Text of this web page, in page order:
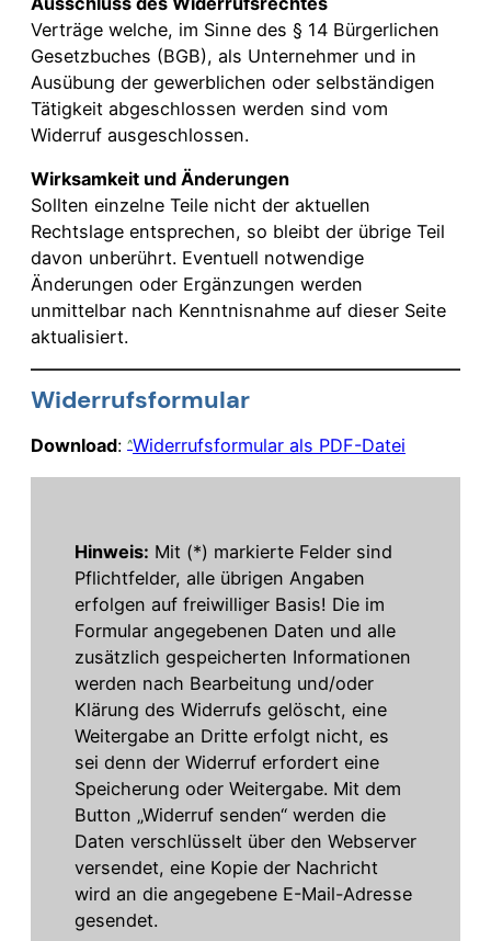
Verträge welche, im Sinne des § 14 Bürgerlichen
Gesetzbuches (BGB), als Unternehmer und in
Ausübung der gewerblichen oder selbständigen
Tätigkeit abgeschlossen werden sind vom
Widerruf ausgeschlossen.
Wirksamkeit und Änderungen
Sollten einzelne Teile nicht der aktuellen
Rechtslage entsprechen, so bleibt der übrige Teil
davon unberührt. Eventuell notwendige
Änderungen oder Ergänzungen werden
unmittelbar nach Kenntnisnahme auf dieser Seite
aktualisiert.
Widerrufsformular
Download: Widerrufsformular als PDF-Datei
Hinweis: Mit (*) markierte Felder sind
Pflichtfelder, alle übrigen Angaben
erfolgen auf freiwilliger Basis! Die im
Formular angegebenen Daten und alle
zusätzlich gespeicherten Informationen
werden nach Bearbeitung und/oder
Klärung des Widerrufs gelöscht, eine
Weitergabe an Dritte erfolgt nicht, es
sei denn der Widerruf erfordert eine
Speicherung oder Weitergabe. Mit dem
Button „Widerruf senden“ werden die
Daten verschlüsselt über den Webserver
versendet, eine Kopie der Nachricht
wird an die angegebene E-Mail-Adresse
gesendet.